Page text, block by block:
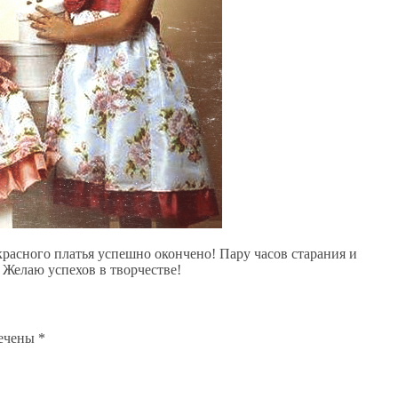
платья успешно окончено! Пару часов старания и
успехов в творчестве!
*